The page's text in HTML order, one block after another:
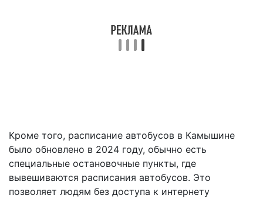
Кроме того, расписание автобусов в Камышине
было обновлено в 2024 году, обычно есть
специальные остановочные пункты, где
вывешиваются расписания автобусов. Это
позволяет людям без доступа к интернету